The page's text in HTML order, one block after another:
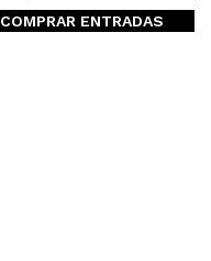
COMPRAR ENTRADAS